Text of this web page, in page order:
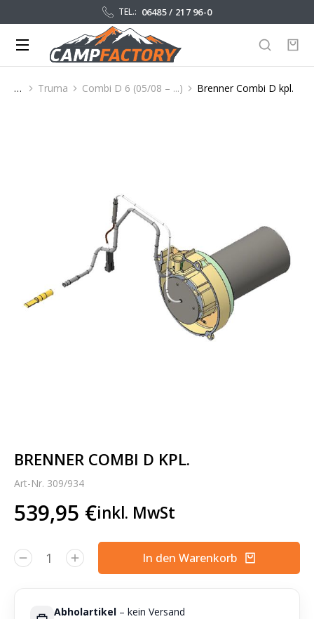
TEL.: 06485 / 217 96-0
Sie befinden sich hier:
Truma Combi D 6 (05/08 – ...) Brenner Combi D kpl.
BRENNER COMBI D KPL.
Art-Nr. 309/934
539,95 €inkl. MwSt
In den Warenkorb
Alternative:
Abholartikel – kein Versand